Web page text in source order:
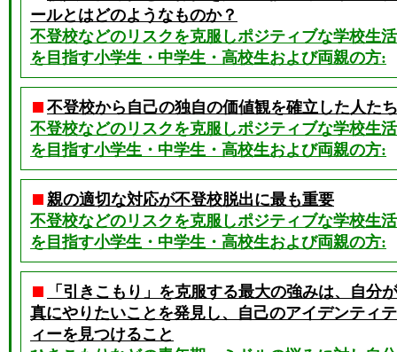
ールとはどのようなものか？
不登校などのリスクを克服しポジティブな学校生活
を目指す小学生・中学生・高校生および両親の方:
不登校から自己の独自の価値観を確立した人たち
不登校などのリスクを克服しポジティブな学校生活
を目指す小学生・中学生・高校生および両親の方:
親の適切な対応が不登校脱出に最も重要
不登校などのリスクを克服しポジティブな学校生活
を目指す小学生・中学生・高校生および両親の方:
「引きこもり」を克服する最大の強みは、自分が
真にやりたいことを発見し、自己のアイデンティテ
ィーを見つけること